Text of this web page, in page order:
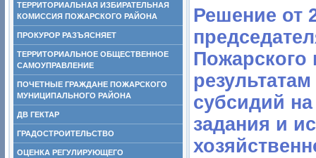
ТЕРРИТОРИАЛЬНАЯ ИЗБИРАТЕЛЬНАЯ
КОМИССИЯ ПОЖАРСКОГО РАЙОНА
ПРОКУРОР РАЗЪЯСНЯЕТ
ТЕРРИТОРИАЛЬНОЕ ОБЩЕСТВЕННОЕ
САМОУПРАВЛЕНИЕ
ПОЧЕТНЫЕ ГРАЖДАНЕ ПОЖАРСКОГО
МУНИЦИПАЛЬНОГО РАЙОНА
ДВ ГЕКТАР
ГРАДОСТРОИТЕЛЬСТВО
ОЦЕНКА РЕГУЛИРУЮЩЕГО
Решение от
Пожарского
субсидий
задания и